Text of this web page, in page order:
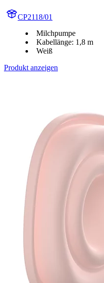
CP2118/01
Milchpumpe
Kabellänge: 1,8 m
Weiß
Produkt anzeigen